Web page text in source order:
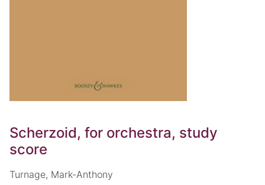
Scherzoid, for orchestra, study
score
Turnage, Mark-Anthony